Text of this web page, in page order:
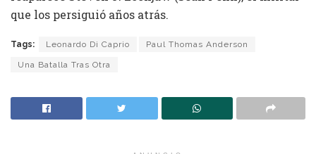
que los persiguió años atrás.
Tags: Leonardo Di Caprio Paul Thomas Anderson
Una Batalla Tras Otra